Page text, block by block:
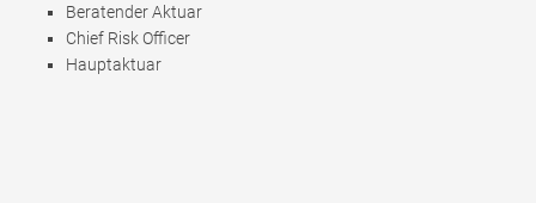
Beratender Aktuar
Chief Risk Officer
Hauptaktuar